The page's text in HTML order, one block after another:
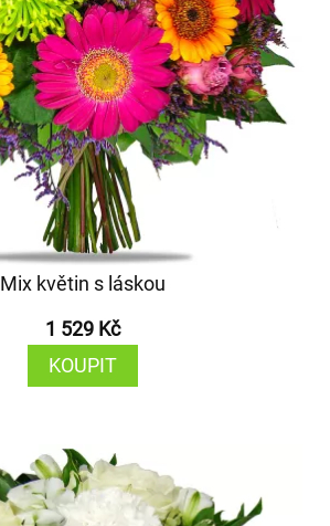
Mix květin s láskou
1 529 Kč
KOUPIT